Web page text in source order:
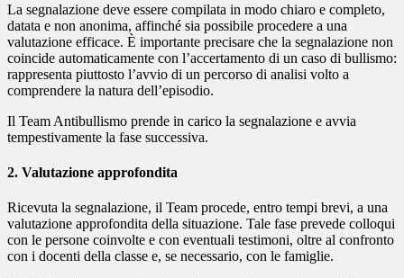
La segnalazione deve essere compilata in modo chiaro e completo,
datata e non anonima, affinché sia possibile procedere a una
valutazione efficace. È importante precisare che la segnalazione non
coincide automaticamente con l’accertamento di un caso di bullismo:
rappresenta piuttosto l’avvio di un percorso di analisi volto a
comprendere la natura dell’episodio.
Il Team Antibullismo prende in carico la segnalazione e avvia
tempestivamente la fase successiva.
2. Valutazione approfondita
Ricevuta la segnalazione, il Team procede, entro tempi brevi, a una
valutazione approfondita della situazione. Tale fase prevede colloqui
con le persone coinvolte e con eventuali testimoni, oltre al confronto
con i docenti della classe e, se necessario, con le famiglie.